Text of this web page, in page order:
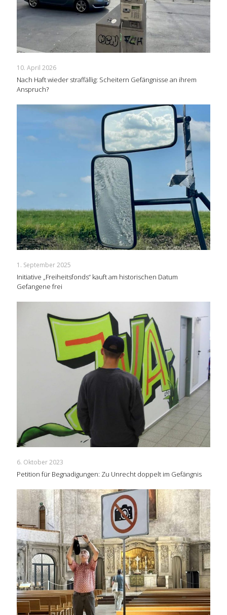
10. April 2026
Nach Haft wieder straffällig: Scheitern Gefängnisse an ihrem
Anspruch?
1. September 2025
Initiative „Freiheitsfonds“ kauft am historischen Datum
Gefangene frei
6. Oktober 2023
Petition für Begnadigungen: Zu Unrecht doppelt im Gefängnis